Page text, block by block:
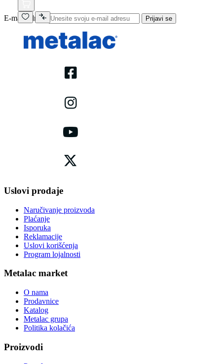
E-mail adresa Prijavi se
Uslovi prodaje
Naručivanje proizvoda
Plaćanje
Isporuka
Reklamacije
Uslovi korišćenja
Program lojalnosti
Metalac market
O nama
Prodavnice
Katalog
Metalac grupa
Politika kolačića
Proizvodi